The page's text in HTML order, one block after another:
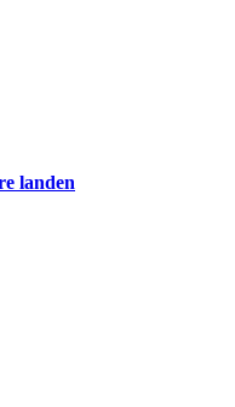
landen